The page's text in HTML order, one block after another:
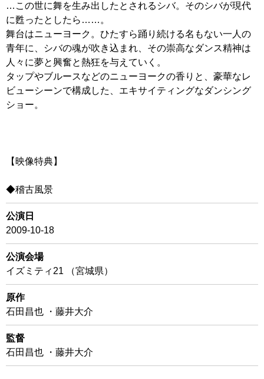
…この世に舞を生み出したとされるシバ。そのシバが現代
に甦ったとしたら……。
舞台はニューヨーク。ひたすら踊り続ける名もない一人の
青年に、シバの魂が吹き込まれ、その崇高なダンス精神は
人々に夢と興奮と熱狂を与えていく。
タップやブルースなどのニューヨークの香りと、豪華なレ
ビューシーンで構成した、エキサイティングなダンシング
ショー。
【映像特典】
◆稽古風景
公演日
2009-10-18
公演会場
イズミティ21 （宮城県）
原作
石田昌也 ・藤井大介
監督
石田昌也 ・藤井大介